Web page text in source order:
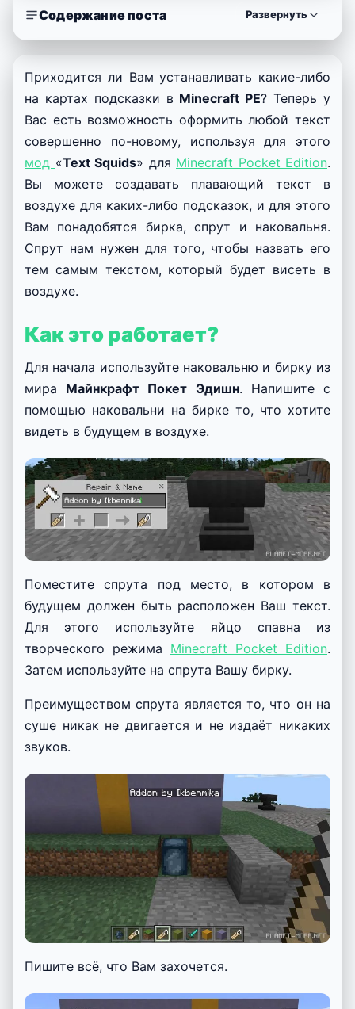
Содержание поста Развернуть
Приходится ли Вам устанавливать какие-либо
на картах подсказки в Minecraft PE? Теперь у
Вас есть возможность оформить любой текст
совершенно по-новому, используя для этого
мод «Text Squids» для Minecraft Pocket Edition.
Вы можете создавать плавающий текст в
воздухе для каких-либо подсказок, и для этого
Вам понадобятся бирка, спрут и наковальня.
Спрут нам нужен для того, чтобы назвать его
тем самым текстом, который будет висеть в
воздухе.
Как это работает?
Для начала используйте наковальню и бирку из
мира Майнкрафт Покет Эдишн. Напишите с
помощью наковальни на бирке то, что хотите
видеть в будущем в воздухе.
Поместите спрута под место, в котором в
будущем должен быть расположен Ваш текст.
Для этого используйте яйцо спавна из
творческого режима Minecraft Pocket Edition.
Затем используйте на спрута Вашу бирку.
Преимуществом спрута является то, что он на
суше никак не двигается и не издаёт никаких
звуков.
Пишите всё, что Вам захочется.